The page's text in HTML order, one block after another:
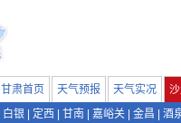
甘肃首页 天气预报 天气实况
白银 定西 甘南 嘉峪关 金昌 酒